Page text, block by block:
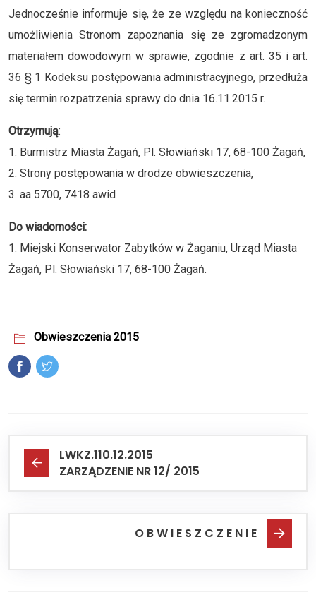
Jednocześnie informuje się, że ze względu na konieczność
umożliwienia Stronom zapoznania się ze zgromadzonym
materiałem dowodowym w sprawie, zgodnie z art. 35 i art.
36 § 1 Kodeksu postępowania administracyjnego, przedłuża
się termin rozpatrzenia sprawy do dnia 16.11.2015 r.
Otrzymują:
1. Burmistrz Miasta Żagań, Pl. Słowiański 17, 68-100 Żagań,
2. Strony postępowania w drodze obwieszczenia,
3. aa 5700, 7418 awid
Do wiadomości:
1. Miejski Konserwator Zabytków w Żaganiu, Urząd Miasta
Żagań, Pl. Słowiański 17, 68-100 Żagań.
Obwieszczenia 2015
LWKZ.110.12.2015
ZARZĄDZENIE NR 12/ 2015
O B W I E S Z C Z E N I E